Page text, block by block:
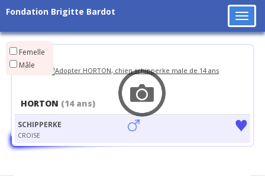
Fondation Brigitte Bardot
Femelle
Mâle
HORTON (14 ans)
SCHIPPERKE
CROISE